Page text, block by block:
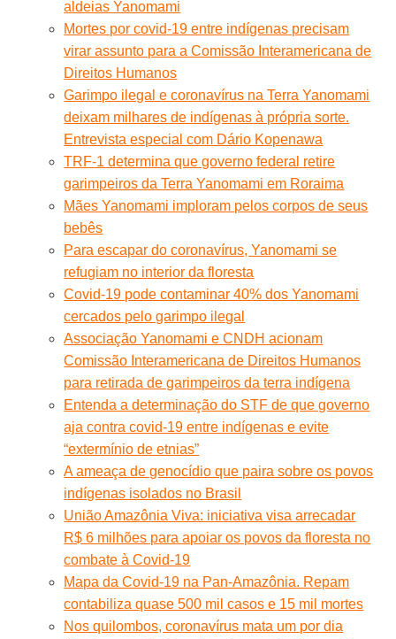
aldeias Yanomami
Mortes por covid-19 entre indígenas precisam
virar assunto para a Comissão Interamericana de
Direitos Humanos
Garimpo ilegal e coronavírus na Terra Yanomami
deixam milhares de indígenas à própria sorte.
Entrevista especial com Dário Kopenawa
TRF-1 determina que governo federal retire
garimpeiros da Terra Yanomami em Roraima
Mães Yanomami imploram pelos corpos de seus
bebês
Para escapar do coronavírus, Yanomami se
refugiam no interior da floresta
Covid-19 pode contaminar 40% dos Yanomami
cercados pelo garimpo ilegal
Associação Yanomami e CNDH acionam
Comissão Interamericana de Direitos Humanos
para retirada de garimpeiros da terra indígena
Entenda a determinação do STF de que governo
aja contra covid-19 entre indígenas e evite
“extermínio de etnias”
A ameaça de genocídio que paira sobre os povos
indígenas isolados no Brasil
União Amazônia Viva: iniciativa visa arrecadar
R$ 6 milhões para apoiar os povos da floresta no
combate à Covid-19
Mapa da Covid-19 na Pan-Amazônia. Repam
contabiliza quase 500 mil casos e 15 mil mortes
Nos quilombos, coronavírus mata um por dia